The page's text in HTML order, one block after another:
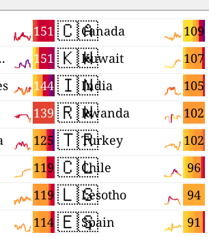
151
151
144
139
125
119
119
114
🇨🇦 109
Canada
🇰🇼 107
Kuwait
🇮🇳 105
India
🇷🇼 102
Rwanda
🇹🇷 102
Turkey
🇨🇱 96
Chile
🇱🇸 94
Lesotho
🇪🇸 91
Spain